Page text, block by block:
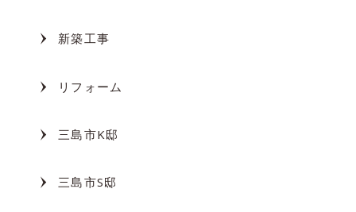
新築工事
リフォーム
三島市K邸
三島市S邸